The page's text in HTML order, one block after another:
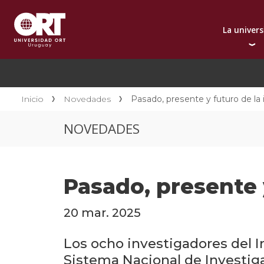
La
Presentación
Reconocimientos
Contacto
Inicio Novedades Pasado, presente y futuro de
NOVEDADES
Pasado,
20 mar. 2025
Los ocho investigadores del
Sistema Nacional de